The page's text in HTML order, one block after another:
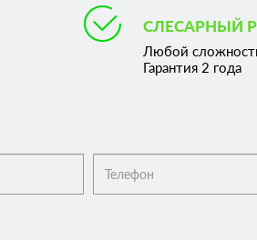
СЛЕСАРНЫЙ
Любой
Гарантия 2 года